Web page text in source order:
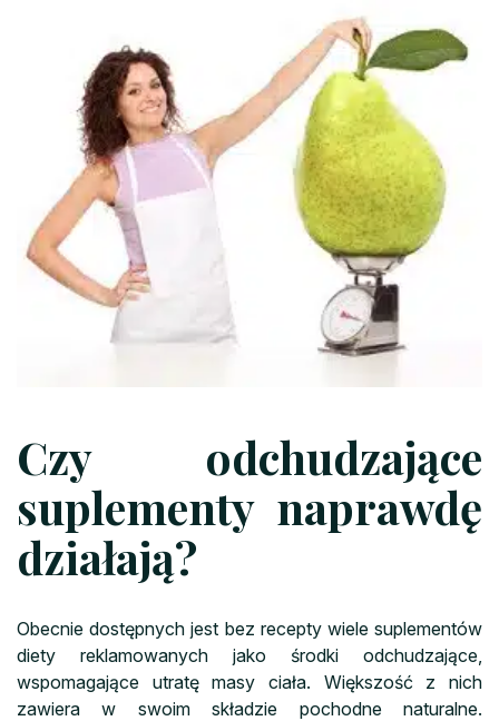
Czy odchudzające
suplementy naprawdę
działają?
Obecnie dostępnych jest bez recepty wiele suplementów
diety reklamowanych jako środki odchudzające,
wspomagające utratę masy ciała. Większość z nich
zawiera w swoim składzie pochodne naturalne.